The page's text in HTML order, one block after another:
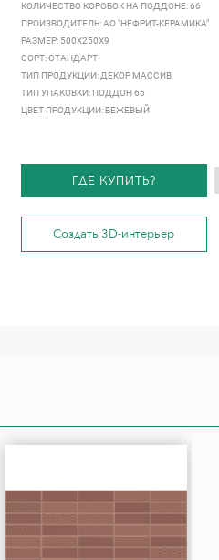
КОЛИЧЕСТВО КОРОБОК НА ПОДДОНЕ: 66
ПРОИЗВОДИТЕЛЬ: АО "НЕФРИТ-КЕРАМИКА"
РАЗМЕР: 500Х250Х9
СОРТ: СТАНДАРТ
ТИП ПРОДУКЦИИ: ДЕКОР МАССИВ
ТИП УПАКОВКИ: ПОДДОН 66
ЦВЕТ ПРОДУКЦИИ: БЕЖЕВЫЙ
ГДЕ КУПИТЬ?
Создать 3D-интерьер